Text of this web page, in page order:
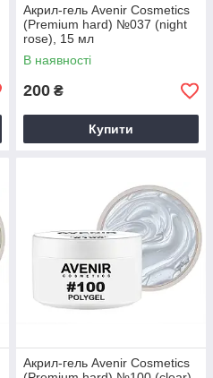
з бази після
викладати на
.
потрібно
клинсера про
відсутності розтікання
моделювання або зміцнення
для полімеризації: в UV-
30 або 60 секунд
Акрил-гель Avenir Cosmetics
(Premium hard) №037 (night
rose), 15 мл
В наявності
200 ₴
Купити
Акрил-гель Avenir Cosmetics